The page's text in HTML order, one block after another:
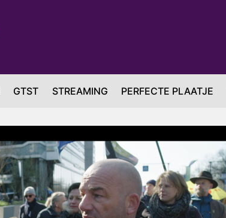
GTST STREAMING PERFECTE PLAATJE